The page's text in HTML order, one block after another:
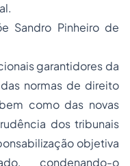
Sandro Pinheiro de
garantidores da
normas de direito
como das novas
dos tribunais
objetiva
condenando-o